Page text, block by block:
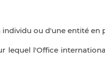
ou d'une entité en
lequel l'Office